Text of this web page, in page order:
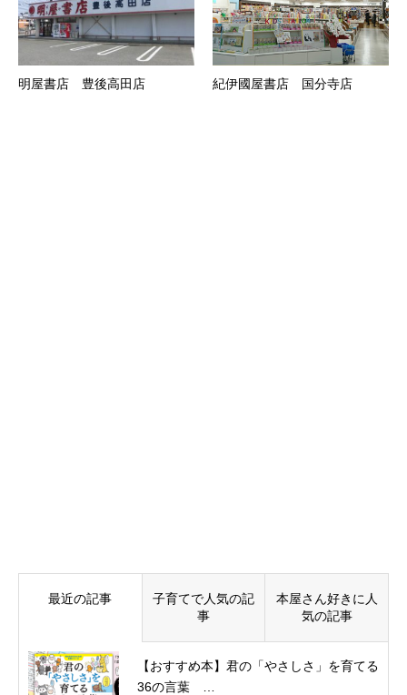
明屋書店 豊後高田店 紀伊國屋書店 国分寺店
最近の記事
子育てで人気の記
事
本屋さん好きに人
気の記事
【おすすめ本】君の「やさしさ」を育てる
36の言葉 …